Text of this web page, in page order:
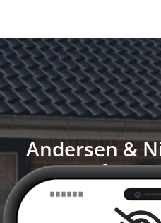
Andersen &
Og